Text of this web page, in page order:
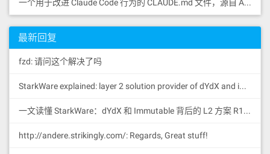
一个用于改进 Claude Code 行为的 CLAUDE.md 文件，源自 Andrej Karpathy 对 LLM 编码陷阱的观察。
最新回复
fzd: 请问这个解决了吗
StarkWare explained: layer 2 solution provider of dYdX and iMMUTABLE R11; BitKeep News: [...]Layer 2: https://...
一文读懂 StarkWare：dYdX 和 Immutable 背后的 L2 方案 R11; BitKeep 博客: [...]Layer 2:Comparing Laye...
http://andere.strikingly.com/: Regards, Great stuff!